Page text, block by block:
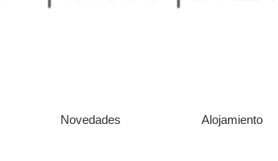
Novedades Alojamiento